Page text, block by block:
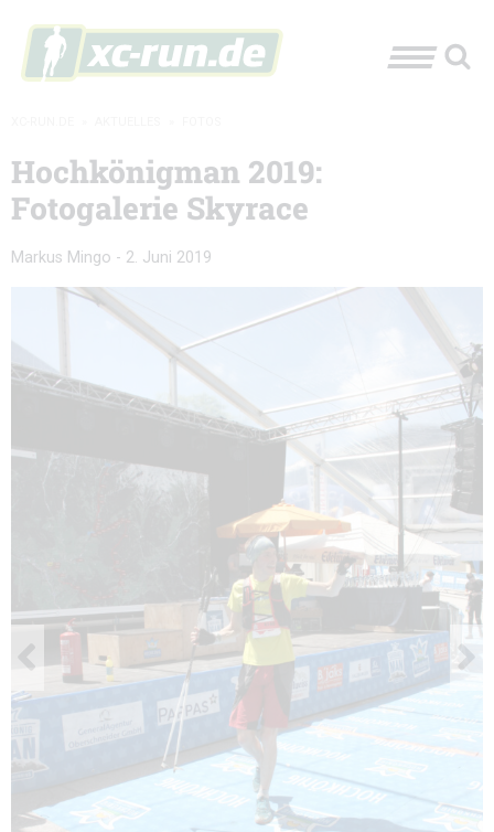
Hochkönigman 2019:
Fotogalerie Skyrace
Markus Mingo - 2. Juni 2019